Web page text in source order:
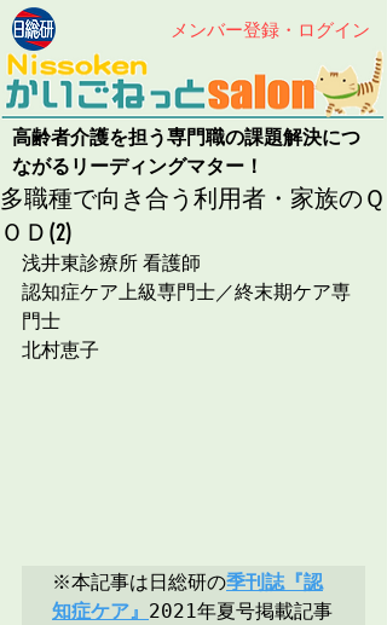
高齢者介護を担う専門職の課題解決につ
ながるリーディングマター！
メンバー登録・ログイン
多職種で向き合う利用者・家族のＱ
ＯＤ(2)
浅井東診療所 看護師
認知症ケア上級専門士／終末期ケア専
門士
北村恵子
※本記事は日総研の季刊誌『認
知症ケア』 2021年夏号掲載記事